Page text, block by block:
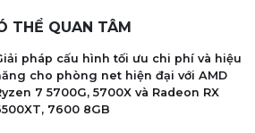
THỂ QUAN TÂM
pháp cấu hình tối ưu chi phí và hiệu
cho phòng net hiện đại với AMD
7 5700G, 5700X và Radeon RX
7600 8GB